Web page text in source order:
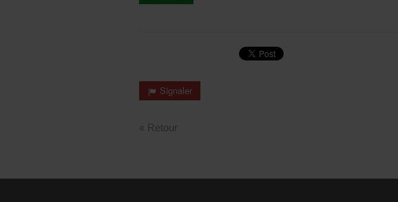
Signaler
« Retour